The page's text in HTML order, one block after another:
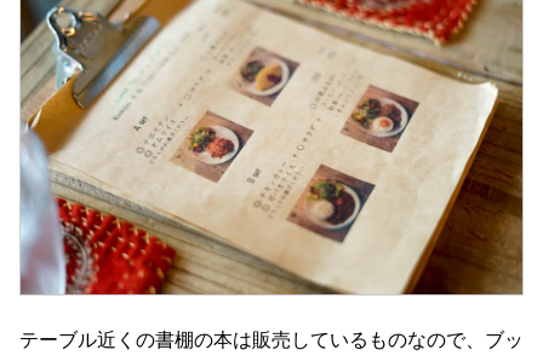
テーブル近くの書棚の本は販売しているものなので、ブッ